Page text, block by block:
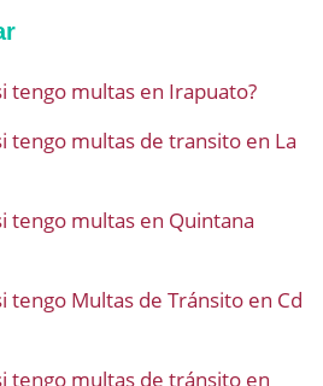
tengo multas en Irapuato?
tengo multas de transito en La
tengo multas en Quintana
tengo Multas de Tránsito en Cd
tengo multas de tránsito en